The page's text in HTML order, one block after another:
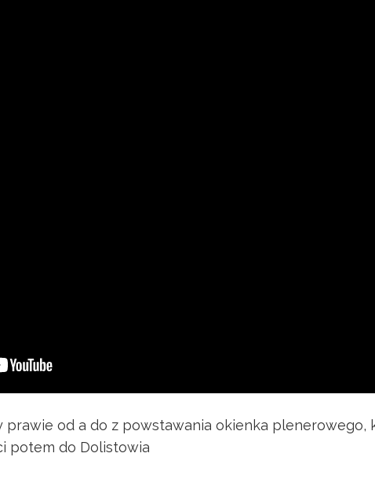
od a do z powstawania okienka plenerowego,
potem do Dolistowia